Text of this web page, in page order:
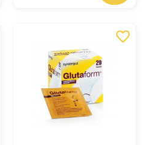
favorite_border